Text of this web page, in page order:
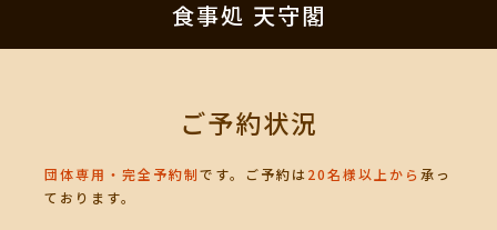
食事処 天守閣
ご予約状況
団体専用・完全予約制です。ご予約は20名様以上から 承っ
ております。